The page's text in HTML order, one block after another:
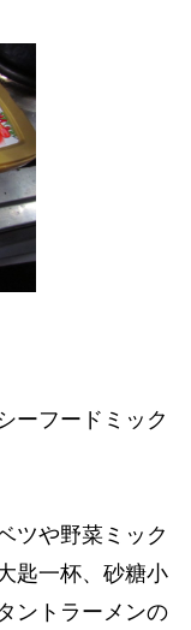
ーフードミック
ツや野菜ミック
匙一杯、砂糖小
ントラーメンの